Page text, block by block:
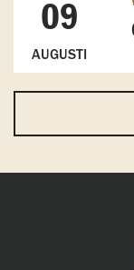
09
AUGUSTI